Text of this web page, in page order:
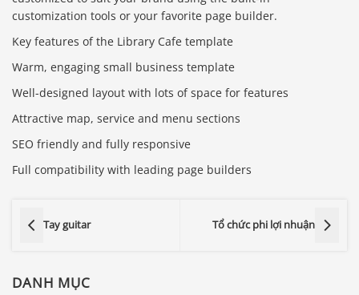
customization tools or your favorite page builder.
Key features of the Library Cafe template
Warm, engaging small business template
Well-designed layout with lots of space for features
Attractive map, service and menu sections
SEO friendly and fully responsive
Full compatibility with leading page builders
Tay guitar Tổ chức phi lợi nhuận
DANH MỤC